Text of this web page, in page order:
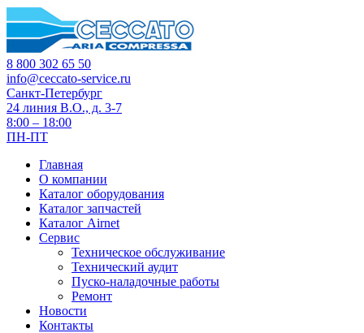
8 800 302 65 50
info@ceccato-service.ru
Санкт-Петербург
24 линия В.О., д. 3-7
8:00 – 18:00
ПН-ПТ
Главная
О компании
Каталог оборудования
Каталог запчастей
Каталог Airnet
Сервис
Техническое обслуживание
Технический аудит
Пуско-наладочные работы
Ремонт
Новости
Контакты